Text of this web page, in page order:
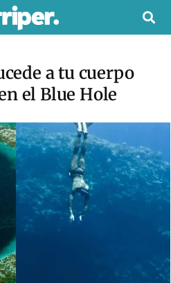
a tu cuerpo
el Blue Hole